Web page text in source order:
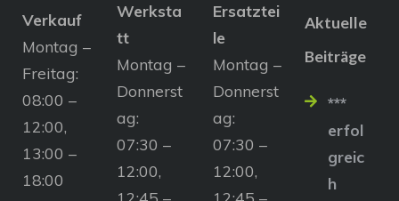
Verkauf
Montag –
Freitag:
08:00 –
12:00,
13:00 –
18:00
Werksta
tt
Montag –
Donnerst
ag:
07:30 –
12:00,
Ersatztei
le
Montag –
Donnerst
ag:
07:30 –
12:00,
Aktuelle
Beiträge
***
erfol
greic
h